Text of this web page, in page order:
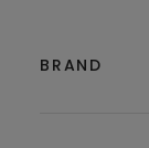
BRAND